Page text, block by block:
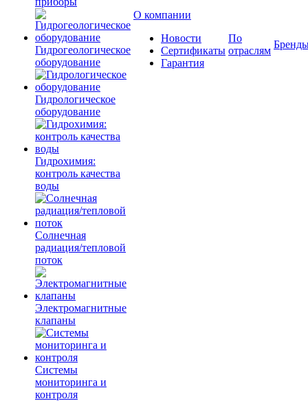
Гидрогеологическое
оборудование
Гидрологическое
оборудование
Гидрохимия:
контроль качества
воды
Солнечная
радиация/тепловой
поток
Электромагнитные
клапаны
Системы
мониторинга и
контроля
О компании
Новости
Сертификаты
Гарантия
По
отраслям